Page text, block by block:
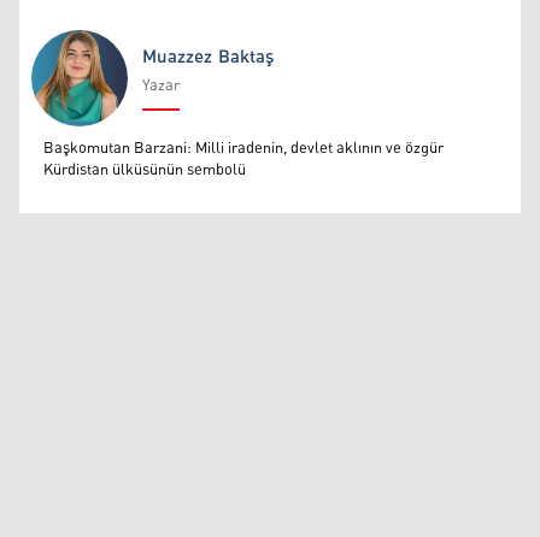
Muazzez Baktaş
Muazzez Baktaş
Yazar
Başkomutan Barzani: Milli iradenin, devlet aklının ve özgür
Kürdistan ülküsünün sembolü